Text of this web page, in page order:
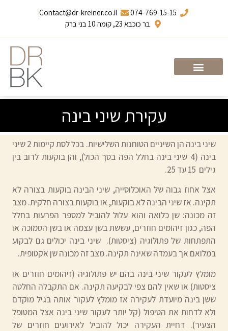
074-769-15-15
Contact@dr-kreiner.co.il
בר כוכבא 23, קומה 10 בני ברק
עקירת שיני בינה
שיני בינה הן השיניים הטוחנות השלישיות. בכל לסת קיימות 2 שיני
בינה (4 שיני בינה בחלל הפה בסך הכול), והן בוקעות לרוב בין
גילים 15 עד 25.
אצל אחוז גבוה של האוכלוסייה, שיני הבינה בוקעות בצורה לא
תקינה. אז שיני הבינה לא בוקעות, או בוקעות בצורה חלקית. מצב
זה מכונה: שן כלואה והוא עלול להוביל למספר הפרעות בחלל
הפה, כגון זיהומים חוזרים, עששת בשן עצמה או בשן הסמוכה או
התפתחות של פתולוגיה (ציסטות). שיני בינה יכולים גם לבקוע
במלואם אך בעמדה שאינה תקינה. מצב זה מכונה שן אקטופית.
מומלץ לעקור שיני בינה בהם יש פתולוגיה (זיהומים חוזרים או
ציסטות) או שאין להם צפי לבקיעה תקינה. אם התקבלה החלטה
ששן בינה מיועדת לעקירה אז מומלץ לעקור אותה בגיל מוקדם
ולא לדחות את הטיפול (קל יותר לעקור שיני בינה אצל המטופל
הצעיר). דחיית העקירה יכול להוביל לאירועים חוזרים של